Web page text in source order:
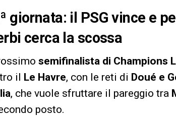
giornata: il PSG vince e
cerca la scossa
semifinalista di Champions
il Le Havre, con le reti di Doué e
, che vuole sfruttare il pareggio tra
posto.